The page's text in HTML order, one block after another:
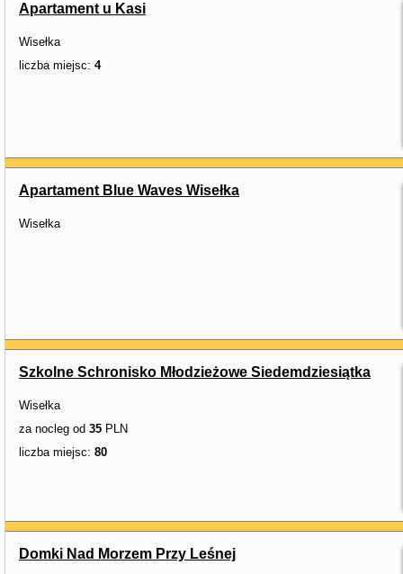
Apartament u Kasi
Wisełka
liczba miejsc: 4
Apartament Blue Waves Wisełka
Wisełka
Szkolne Schronisko Młodzieżowe Siedemdziesiątka
Wisełka
za nocleg od 35 PLN
liczba miejsc: 80
Domki Nad Morzem Przy Leśnej